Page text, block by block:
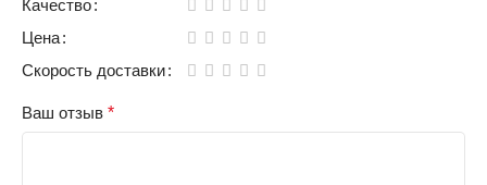
Качество
Цена
Скорость доставки
Ваш отзыв *